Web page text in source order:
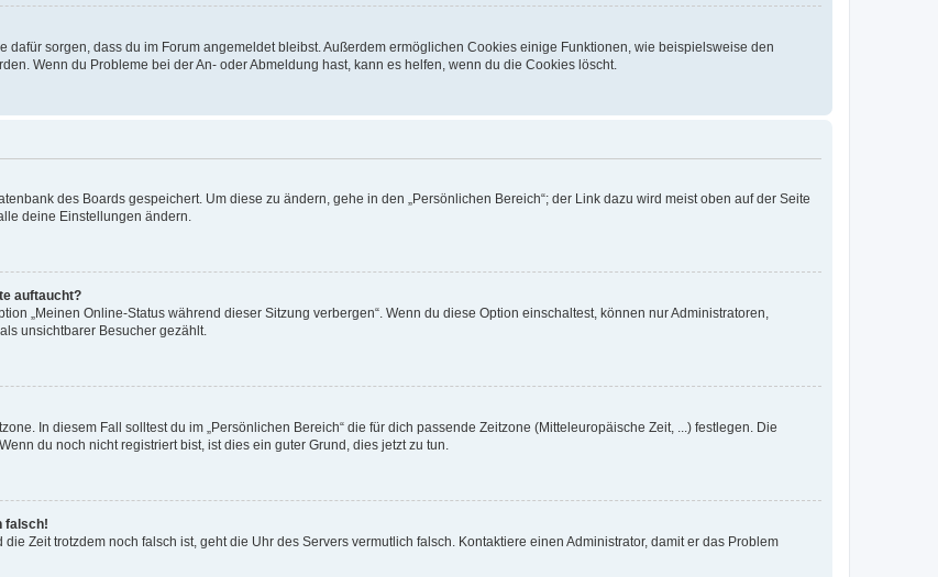
dafür sorgen, dass du im Forum angemeldet bleibst. Außerdem ermöglichen Cookies einige Funktionen, wie beispielsweise den
Wenn du Probleme bei der An- oder Abmeldung hast, kann es helfen, wenn du die Cookies löscht.
des Boards gespeichert. Um diese zu ändern, gehe in den „Persönlichen Bereich“; der Link dazu wird meist oben auf der Seite
deine Einstellungen ändern.
auftaucht?
„Meinen Online-Status während dieser Sitzung verbergen“. Wenn du diese Option einschaltest, können nur Administratoren,
unsichtbarer Besucher gezählt.
In diesem Fall solltest du im „Persönlichen Bereich“ die für dich passende Zeitzone (Mitteleuropäische Zeit, ...) festlegen. Die
du noch nicht registriert bist, ist dies ein guter Grund, dies jetzt zu tun.
falsch!
Zeit trotzdem noch falsch ist, geht die Uhr des Servers vermutlich falsch. Kontaktiere einen Administrator, damit er das Problem